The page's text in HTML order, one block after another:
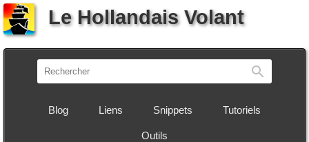
Le Hollandais Volant
Blog Liens Snippets Tutoriels
Outils